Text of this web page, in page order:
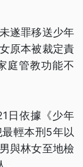
遂罪移送少年
原本被裁定責
庭管教功能不
日依據《少年
輕本刑5年以
與林女至地檢